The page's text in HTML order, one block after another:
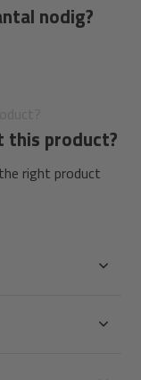
nodig?
this product?
right product